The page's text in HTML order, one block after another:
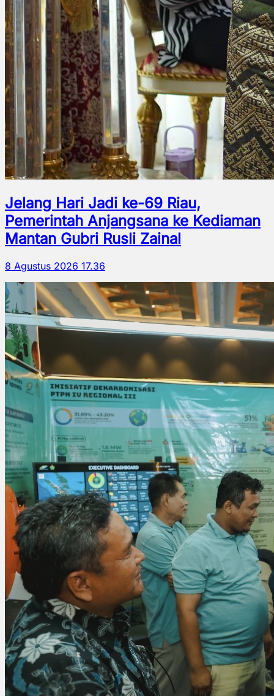
Jelang Hari Jadi ke-69 Riau,
Pemerintah Anjangsana ke Kediaman
Mantan Gubri Rusli Zainal
8 Agustus 2026 17.36